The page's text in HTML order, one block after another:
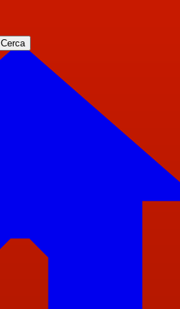
Cerca